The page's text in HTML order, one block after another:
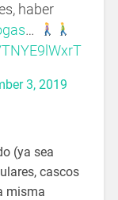
haber
…
3, 2019
(ya sea
cascos
misma